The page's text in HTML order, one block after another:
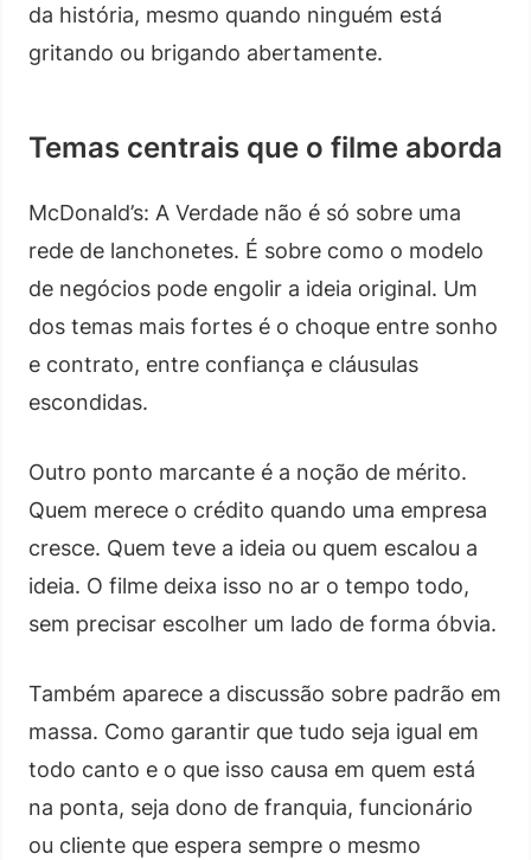
da história, mesmo quando ninguém está
gritando ou brigando abertamente.
Temas centrais que o filme aborda
McDonald’s: A Verdade não é só sobre uma
rede de lanchonetes. É sobre como o modelo
de negócios pode engolir a ideia original. Um
dos temas mais fortes é o choque entre sonho
e contrato, entre confiança e cláusulas
escondidas.
Outro ponto marcante é a noção de mérito.
Quem merece o crédito quando uma empresa
cresce. Quem teve a ideia ou quem escalou a
ideia. O filme deixa isso no ar o tempo todo,
sem precisar escolher um lado de forma óbvia.
Também aparece a discussão sobre padrão em
massa. Como garantir que tudo seja igual em
todo canto e o que isso causa em quem está
na ponta, seja dono de franquia, funcionário
ou cliente que espera sempre o mesmo